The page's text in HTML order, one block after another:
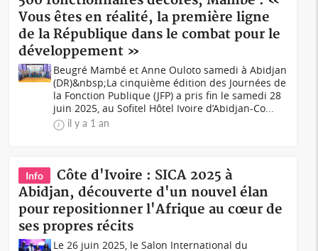
Vous êtes en réalité, la première ligne
de la République dans le combat pour le
développement »
Beugré Mambé et Anne Ouloto samedi à Abidjan
(DR)&nbsp;La cinquième édition des Journées de
la Fonction Publique (JFP) a pris fin le samedi 28
juin 2025, au Sofitel Hôtel Ivoire d’Abidjan-Co...
il y a 1 an
Info
Côte d'Ivoire : SICA 2025 à
Abidjan, découverte d'un nouvel élan
pour repositionner l'Afrique au cœur de
ses propres récits
Le 26 juin 2025, le Salon International du